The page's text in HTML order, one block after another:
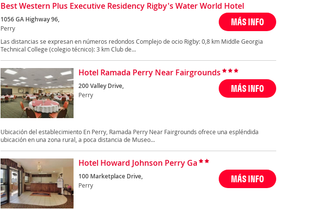
Best Western Plus Executive Residency Rigby's Water World Hotel
1056 GA Highway 96,
Perry
MÁS INFO
Las distancias se expresan en números redondos Complejo de ocio Rigby: 0,8 km Middle Georgia
Technical College (colegio técnico): 3 km Club de...
Hotel Ramada Perry Near Fairgrounds
200 Valley Drive,
Perry
MÁS INFO
Ubicación del establecimiento En Perry, Ramada Perry Near Fairgrounds ofrece una espléndida
ubicación en una zona rural, a poca distancia de Museo...
Hotel Howard Johnson Perry Ga
100 Marketplace Drive,
Perry
MÁS INFO